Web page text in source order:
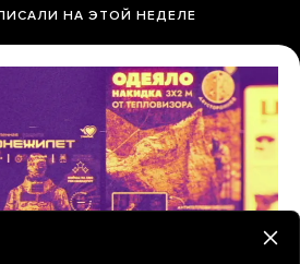
НА ЭТОЙ НЕДЕЛЕ